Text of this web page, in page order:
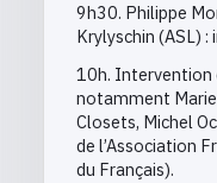
9h30. Philippe
Krylyschin (ASL)
10h. Intervention
notamment
Closets, Michel
de l’Association
du Français).